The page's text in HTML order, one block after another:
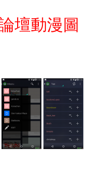
壇動漫圖